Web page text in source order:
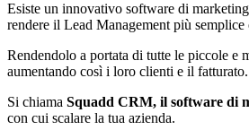
Esiste un innovativo software di
rendere il Lead Management più
Rendendolo a portata di tutte le piccole e
aumentando così i loro clienti e il fatturato.
Si chiama Squadd CRM, il software di
con cui scalare la tua azienda.